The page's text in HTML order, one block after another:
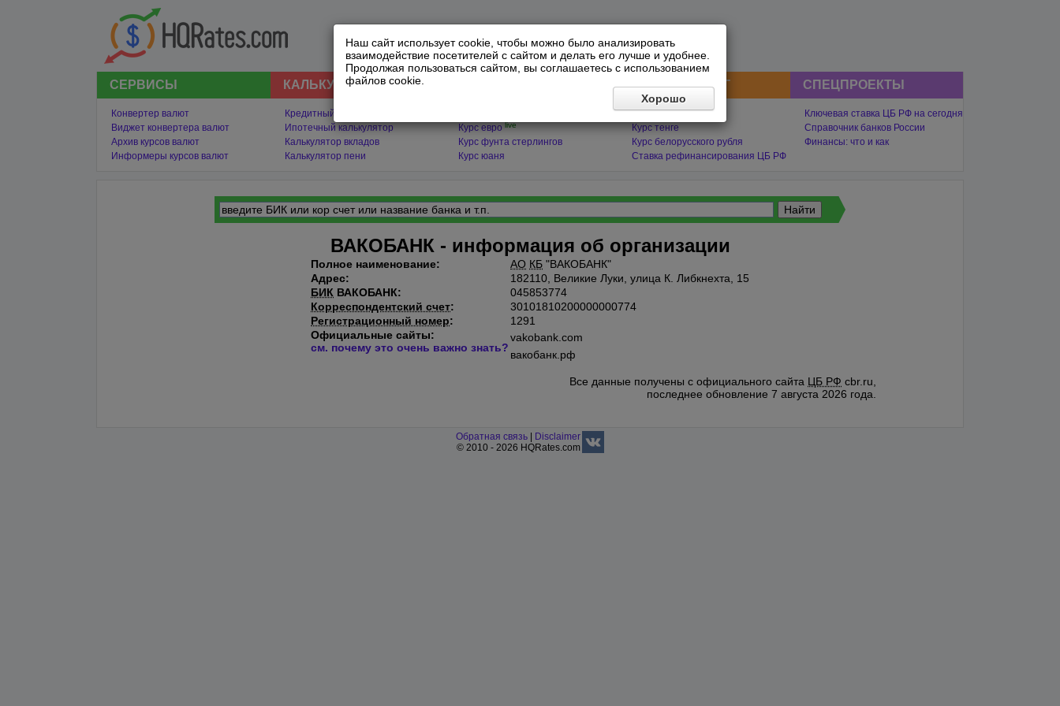
Наш сайт использует cookie, чтобы можно было анализировать
взаимодействие посетителей с сайтом и делать его лучше и удобнее.
Продолжая пользоваться сайтом, вы соглашаетесь с использованием
файлов cookie.
Хорошо
СЕРВИСЫ
Конвертер валют
Виджет конвертера валют
Архив курсов валют
Информеры курсов валют
КАЛЬКУЛЯТОРЫ
Кредитный калькулятор
Ипотечный калькулятор
Калькулятор вкладов
Калькулятор пени
Курс евро live
Курс фунта стерлингов
Курс юаня
ФИНАНСЫ СНГ
Курс гривны
Курс тенге
Курс белорусского рубля
Ставка рефинансирования ЦБ РФ
СПЕЦПРОЕКТЫ
Ключевая ставка ЦБ РФ на сегодня
Справочник банков России
Финансы: что и как
ВАКОБАНК - информация об организации
Полное наименование: АО КБ "ВАКОБАНК"
Адрес:
182110, Великие Луки, улица К. Либкнехта, 15
БИК ВАКОБАНК:
045853774
Корреспондентский счет:
30101810200000000774
Регистрационный номер:
1291
Официальные сайты:
см. почему это очень важно знать?
vakobank.com
вакобанк.рф
Все данные получены с официального сайта ЦБ РФ cbr.ru,
последнее обновление 7 августа 2026 года.
Обратная связь
Disclaimer
© 2010 - 2026 HQRates.com